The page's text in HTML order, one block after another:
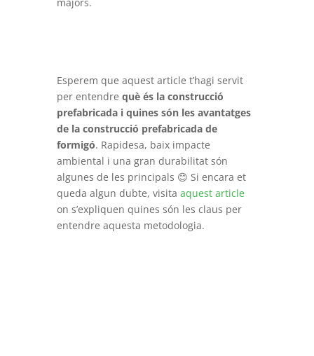
Esperem que aquest article t’hagi servit
per entendre què és la construcció
prefabricada i quines són les avantatges
de la construcció prefabricada de
formigó. Rapidesa, baix impacte
ambiental i una gran durabilitat són
algunes de les principals 😊 Si encara et
queda algun dubte, visita aquest article
on s’expliquen quines són les claus per
entendre aquesta metodologia.